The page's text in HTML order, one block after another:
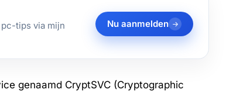
tips via mijn
Nu aanmelden
genaamd CryptSVC (Cryptographic